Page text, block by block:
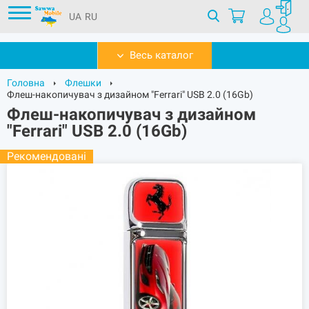
UA RU
Весь каталог
Головна
Флешки
Флеш-накопичувач з дизайном "Ferrari" USB 2.0 (16Gb)
Флеш-накопичувач з дизайном
"Ferrari" USB 2.0 (16Gb)
Рекомендовані